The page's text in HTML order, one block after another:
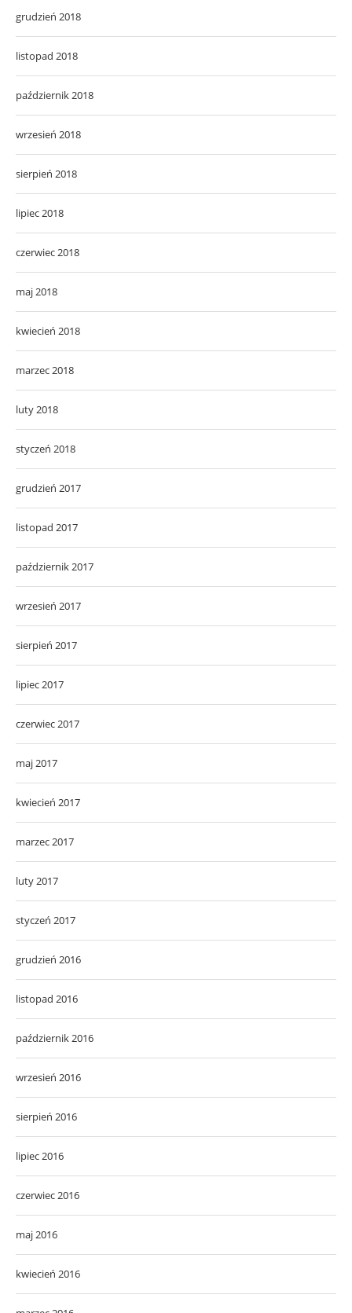
grudzień 2018
listopad 2018
październik 2018
wrzesień 2018
sierpień 2018
lipiec 2018
czerwiec 2018
maj 2018
kwiecień 2018
marzec 2018
luty 2018
styczeń 2018
grudzień 2017
listopad 2017
październik 2017
wrzesień 2017
sierpień 2017
lipiec 2017
czerwiec 2017
maj 2017
kwiecień 2017
marzec 2017
luty 2017
styczeń 2017
grudzień 2016
listopad 2016
październik 2016
wrzesień 2016
sierpień 2016
lipiec 2016
czerwiec 2016
maj 2016
kwiecień 2016